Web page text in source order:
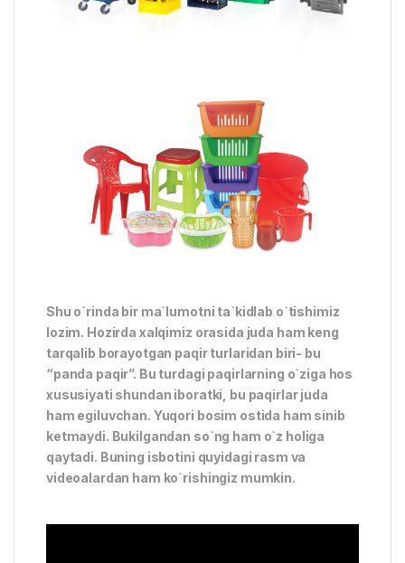
Shu o`rinda bir ma`lumotni ta`kidlab o`tishimiz
lozim. Hozirda xalqimiz orasida juda ham keng
tarqalib borayotgan paqir turlaridan biri- bu
“panda paqir”. Bu turdagi paqirlarning o`ziga hos
xususiyati shundan iboratki, bu paqirlar juda
ham egiluvchan. Yuqori bosim ostida ham sinib
ketmaydi. Bukilgandan so`ng ham o`z holiga
qaytadi. Buning isbotini quyidagi rasm va
videoalardan ham ko`rishingiz mumkin.